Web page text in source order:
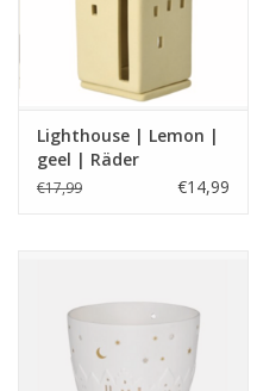
Lighthouse | Lemon |
geel | Räder
€17,99 €14,99